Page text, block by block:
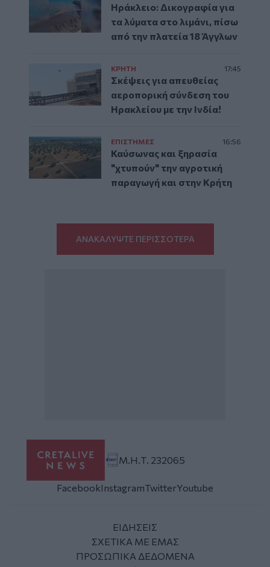
Ηράκλειο: Δικογραφία για
τα λύματα στο λιμάνι, πίσω
από την πλατεία 18 Άγγλων
ΚΡΗΤΗ 17:45
Σκέψεις για απευθείας
αεροπορική σύνδεση του
Ηρακλείου με την Ινδία!
ΕΠΙΣΤΗΜΕΣ 16:56
Καύσωνας και ξηρασία
"χτυπούν" την αγροτική
παραγωγή και στην Κρήτη
ΑΝΑΚΑΛΥΨΤΕ ΠΕΡΙΣΣΟΤΕΡΑ
Μ.Η.Τ. 232065
FacebookInstagramTwitterYoutube
ΕΙΔΗΣΕΙΣ
ΣΧΕΤΙΚΑ ΜΕ ΕΜΑΣ
ΠΡΟΣΩΠΙΚΑ ΔΕΔΟΜΕΝΑ